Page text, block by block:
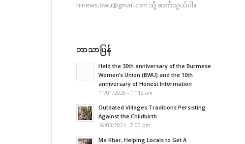
hinews.bwu@gmail.com သို့ ဆက်သွယ်ပါ။
ဘာသာပြန်
Held the 30th anniversary of the Burmese
Women’s Union (BWU) and the 10th
anniversary of Honest Information
11/01/2025 - 11:12 am
Outdated Villages Traditions Persisting
Against the Childbirth
16/03/2024 - 7:00 pm
Ma Khar, Helping Locals to Get A